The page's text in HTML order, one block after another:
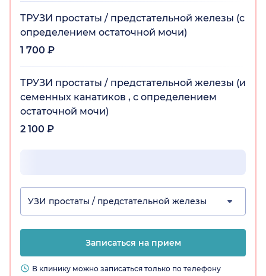
ТРУЗИ простаты / предстательной железы (с
определением остаточной мочи)
1 700 ₽
ТРУЗИ простаты / предстательной железы (и
семенных канатиков , с определением
остаточной мочи)
2 100 ₽
УЗИ простаты / предстательной железы
Записаться на прием
В клинику можно записаться только по телефону